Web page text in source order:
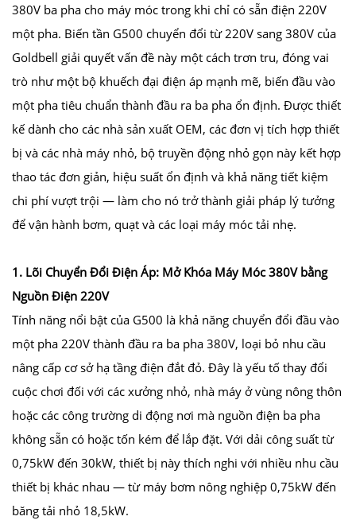
380V ba pha cho máy móc trong khi chỉ có sẵn điện 220V
một pha. Biến tần G500 chuyển đổi từ 220V sang 380V của
Goldbell giải quyết vấn đề này một cách trơn tru, đóng vai
trò như một bộ khuếch đại điện áp mạnh mẽ, biến đầu vào
một pha tiêu chuẩn thành đầu ra ba pha ổn định. Được thiết
kế dành cho các nhà sản xuất OEM, các đơn vị tích hợp thiết
bị và các nhà máy nhỏ, bộ truyền động nhỏ gọn này kết hợp
thao tác đơn giản, hiệu suất ổn định và khả năng tiết kiệm
chi phí vượt trội — làm cho nó trở thành giải pháp lý tưởng
để vận hành bơm, quạt và các loại máy móc tải nhẹ.
1. Lõi Chuyển Đổi Điện Áp: Mở Khóa Máy Móc 380V bằng
Nguồn Điện 220V
Tính năng nổi bật của G500 là khả năng chuyển đổi đầu vào
một pha 220V thành đầu ra ba pha 380V, loại bỏ nhu cầu
nâng cấp cơ sở hạ tầng điện đắt đỏ. Đây là yếu tố thay đổi
cuộc chơi đối với các xưởng nhỏ, nhà máy ở vùng nông thôn
hoặc các công trường di động nơi mà nguồn điện ba pha
không sẵn có hoặc tốn kém để lắp đặt. Với dải công suất từ
0,75kW đến 30kW, thiết bị này thích nghi với nhiều nhu cầu
thiết bị khác nhau — từ máy bơm nông nghiệp 0,75kW đến
băng tải nhỏ 18,5kW.